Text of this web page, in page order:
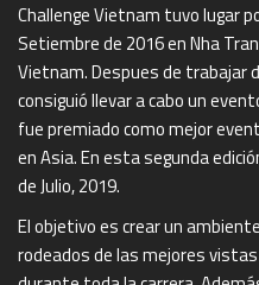
Challenge Vietnam tuvo lugar
Setiembre de 2016 en Nha
Vietnam. Despues de trabajar
consiguió llevar a cabo un
fue premiado como mejor
en Asia. En esta segunda
de Julio, 2019.
El objetivo es crear un
rodeados de las mejores